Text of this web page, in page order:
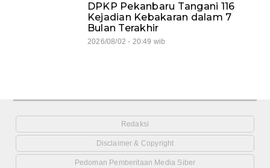
DPKP Pekanbaru Tangani 116
Kejadian Kebakaran dalam 7
Bulan Terakhir
2026/08/02 - 20:49 wib
Redaksi
Disclaimer & Copyright
Pedoman Pemberitaan Media Siber